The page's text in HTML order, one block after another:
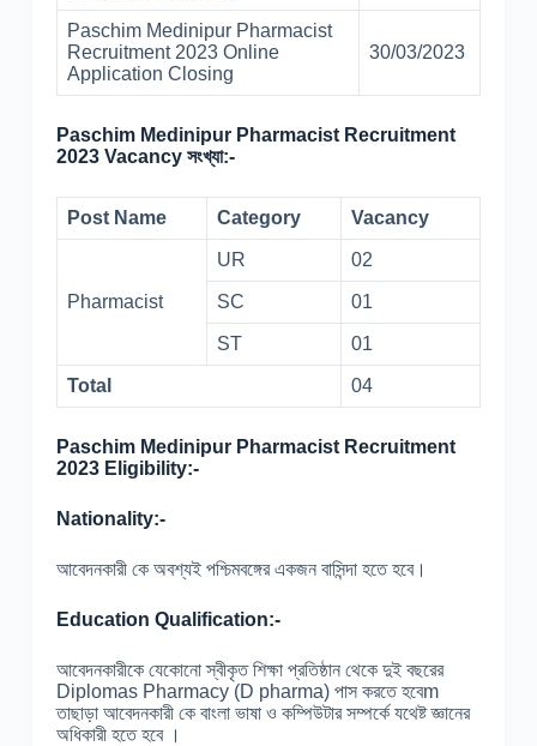
Paschim Medinipur Pharmacist
Recruitment 2023 Online
Application Closing
30/03/2023
Paschim Medinipur Pharmacist Recruitment
2023 Vacancy সংখ্যা:-
Post Name Category Vacancy
Pharmacist
UR 02
SC 01
ST 01
Total 04
Paschim Medinipur Pharmacist Recruitment
2023 Eligibility:-
Nationality:-
আবেদনকারী কে অবশ্যই পশ্চিমবঙ্গের একজন বাসিন্দা হতে হবে।
Education Qualification:-
আবেদনকারীকে যেকোনো স্বীকৃত শিক্ষা প্রতিষ্ঠান থেকে দুই বছরের
Diplomas Pharmacy (D pharma) পাস করতে হবেm
তাছাড়া আবেদনকারী কে বাংলা ভাষা ও কম্পিউটার সম্পর্কে যথেষ্ট জ্ঞানের
অধিকারী হতে হবে ।